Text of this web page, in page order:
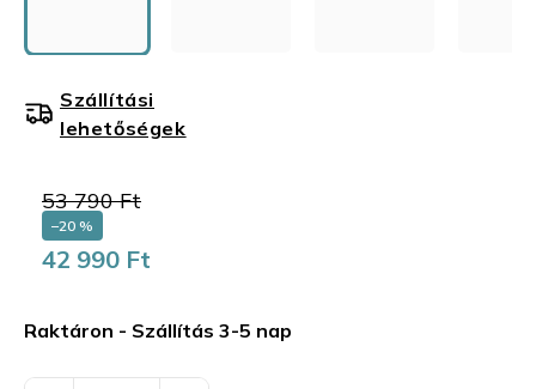
53 790 Ft
–20 %
42 990 Ft
Raktáron - Szállítás 3-5 nap
Szállítási
lehetőségek